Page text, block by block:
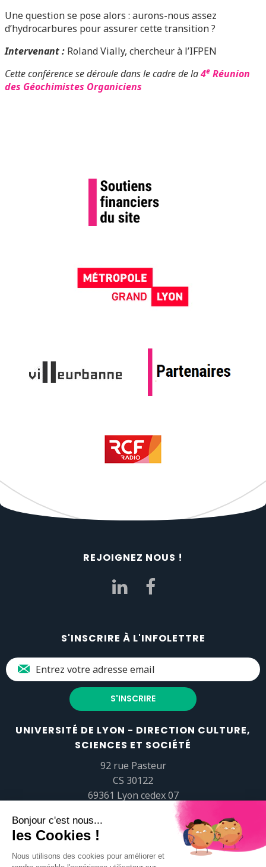
Une question se pose alors : aurons-nous assez
d’hydrocarbures pour assurer cette transition ?
Intervenant : Roland Vially, chercheur à l’IFPEN
Cette conférence se déroule dans le cadre de la4e Réunion
des Géochimistes Organiciens
REJOIGNEZ NOUS !
S'INSCRIRE À L'INFOLETTRE
UNIVERSITÉ DE LYON - DIRECTION CULTURE,
SCIENCES ET SOCIÉTÉ
92 rue Pasteur
CS 30122
69361 Lyon cedex 07
popsciences@universite-lyon.fr
Tél.+33 (0)4 37 37 82 01